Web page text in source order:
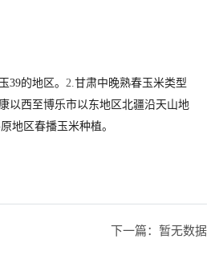
39的地区。 2. 甘肃中晚熟春玉米类型
以西至博乐市以东地区北疆沿天山地
地区春播玉米种植。
下一篇： 暂无数据